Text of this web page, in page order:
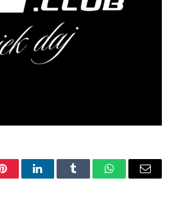
PinterestLinkedInTumblr WhatsAppEmail